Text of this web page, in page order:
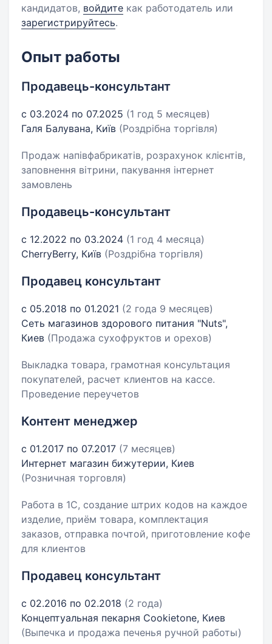
кандидатов, войдите как работодатель или
зарегистрируйтесь.
Опыт работы
Продавець-консультант
с 03.2024 по 07.2025 (1 год 5 месяцев)
Галя Балувана, Київ (Роздрібна торгівля)
Продаж напівфабрикатів, розрахунок клієнтів,
заповнення вітрини, пакування інтернет
замовлень
Продавець-консультант
с 12.2022 по 03.2024 (1 год 4 месяца)
CherryBerry, Київ (Роздрібна торгівля)
Продавец консультант
с 05.2018 по 01.2021 (2 года 9 месяцев)
Сеть магазинов здорового питания "Nuts",
Киев (Продажа сухофруктов и орехов)
Выкладка товара, грамотная консультация
покупателей, расчет клиентов на кассе.
Проведение переучетов
Контент менеджер
с 01.2017 по 07.2017 (7 месяцев)
Интернет магазин бижутерии, Киев
(Розничная торговля)
Работа в 1С, создание штрих кодов на каждое
изделие, приём товара, комплектация
заказов, отправка почтой, приготовление кофе
для клиентов
Продавец консультант
с 02.2016 по 02.2018 (2 года)
Концептуальная пекарня Cookietone, Киев
(Выпечка и продажа печенья ручной работы)